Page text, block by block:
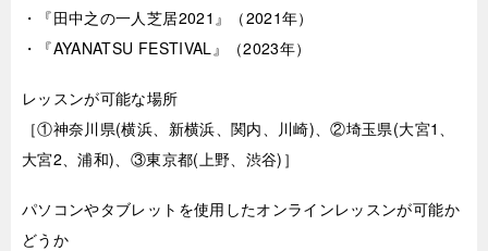
・『田中之の一人芝居2021』（2021年）
・『AYANATSU FESTIVAL』（2023年）
レッスンが可能な場所
［①神奈川県(横浜、新横浜、関内、川崎)、②埼玉県(大宮1、
大宮2、浦和)、③東京都(上野、渋谷)］
パソコンやタブレットを使用したオンラインレッスンが可能か
どうか